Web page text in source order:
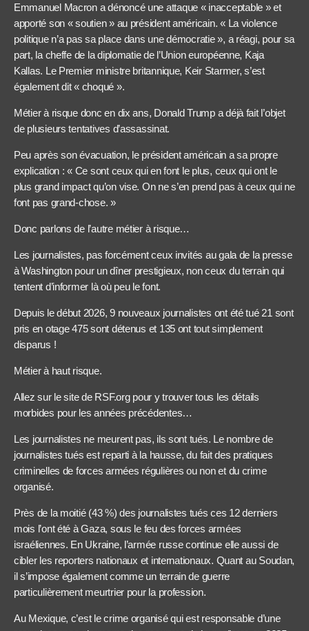
Emmanuel Macron a dénoncé une attaque « inacceptable » et
apporté son « soutien » au président américain. « La violence
politique n’a pas sa place dans une démocratie », a réagi, pour sa
part, la cheffe de la diplomatie de l’Union européenne, Kaja
Kallas. Le Premier ministre britannique, Keir Starmer, s’est
également dit « choqué ».
Métier à risque donc en dix ans, Donald Trump a déjà fait l’objet
de plusieurs tentatives d’assassinat.
Peu après son évacuation, le président américain a sa propre
explication : « Ce sont ceux qui en font le plus, ceux qui ont le
plus grand impact qu’on vise. On ne s’en prend pas à ceux qui ne
font pas grand-chose. »
Donc parlons de l’autre métier à risque…
Les journalistes, pas forcément ceux invités au gala de la presse
à Washington pour un dîner prestigieux, non ceux du terrain qui
tentent d’informer là où peu le font.
Depuis le début 2026, 9 nouveaux journalistes ont été tué 21 sont
pris en otage 475 sont détenus et 135 ont tout simplement
disparus !
Métier à haut risque.
Allez sur le site de RSF.org pour y trouver tous les détails
morbides pour les années précédentes…
Les journalistes ne meurent pas, ils sont tués. Le nombre de
journalistes tués est reparti à la hausse, du fait des pratiques
criminelles de forces armées régulières ou non et du crime
organisé.
Près de la moitié (43 %) des journalistes tués ces 12 derniers
mois l’ont été à Gaza, sous le feu des forces armées
israéliennes. En Ukraine, l’armée russe continue elle aussi de
cibler les reporters nationaux et internationaux. Quant au Soudan,
il s’impose également comme un terrain de guerre
particulièrement meurtrier pour la profession.
Au Mexique, c’est le crime organisé qui est responsable d’une